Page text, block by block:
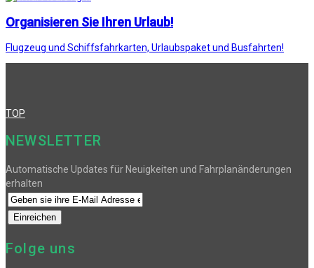
Organisieren Sie Ihren Urlaub!
Flugzeug und Schiffsfahrkarten, Urlaubspaket und Busfahrten!
TOP
NEWSLETTER
Automatische Updates für Neuigkeiten und Fahrplanänderungen
erhalten
Folge uns